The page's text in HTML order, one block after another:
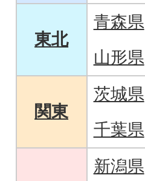
東北
青森県
山形県
関東
茨城県
千葉県
新潟県